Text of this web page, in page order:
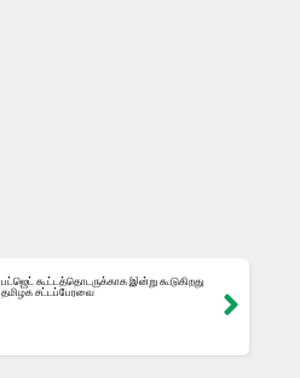
பட்ஜெட் கூட்டத்தொடருக்காக இன்று கூடுகிறது
தமிழக சட்டப்பேரவை